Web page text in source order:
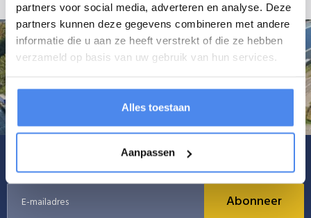
partners voor social media, adverteren en analyse. Deze
partners kunnen deze gegevens combineren met andere
informatie die u aan ze heeft verstrekt of die ze hebben
verzameld op basis van uw gebruik van hun services.
Alles toestaan
Aanpassen
Schrijf je in voor onze nieuwsbrief
Abonneer